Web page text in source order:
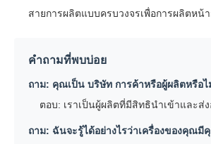
สายการผลิตแบบครบวงจรเพื่อการผลิตห
คำถามที่พบบ่อย
ถาม: คุณเป็น บริษัท การค้าหรือผู้ผลิตหรือไ
ตอบ: เราเป็นผู้ผลิตที่มีสิทธินำเข้าและส่
ถาม: ฉันจะรู้ได้อย่างไรว่าเครื่องของคุณมี